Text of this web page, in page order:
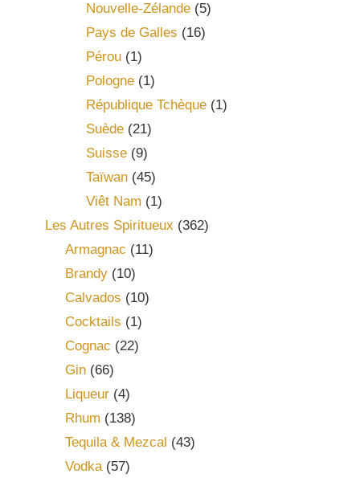
Nouvelle-Zélande(5)
Pays de Galles (16)
Pérou(1)
Pologne(1)
République Tchèque(1)
Suède(21)
Suisse(9)
Taïwan(45)
Viêt Nam (1)
Les Autres Spiritueux (362)
Armagnac (11)
Brandy (10)
Calvados (10)
Cocktails (1)
Cognac (22)
Gin (66)
Liqueur (4)
Rhum (138)
Tequila & Mezcal (43)
Vodka(57)